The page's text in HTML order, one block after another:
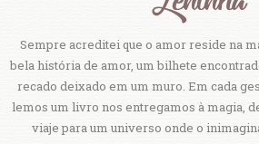
Sempre acreditei que o amor reside na
bela história de amor, um bilhete
recado deixado em um muro. Em cada
lemos um livro nos entregamos à magia,
viaje para um universo onde o